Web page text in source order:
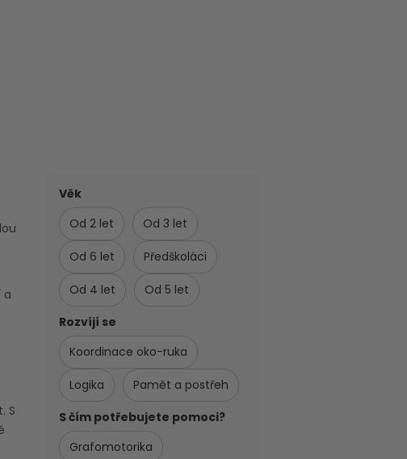
a
S
Věk
Od 2 let
Od 3 let
Od 6 let Předškoláci
Od 4 let
Od 5 let
Rozvíjí se
Koordinace oko-ruka
Logika
Pamět a postřeh
S čím potřebujete pomoci?
Grafomotorika